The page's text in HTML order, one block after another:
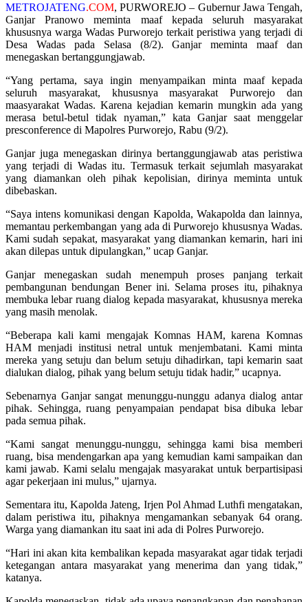
METROJATENG.COM, PURWOREJO – Gubernur Jawa Tengah,
Ganjar Pranowo meminta maaf kepada seluruh masyarakat
khususnya warga Wadas Purworejo terkait peristiwa yang terjadi di
Desa Wadas pada Selasa (8/2). Ganjar meminta maaf dan
menegaskan bertanggungjawab.
“Yang pertama, saya ingin menyampaikan minta maaf kepada
seluruh masyarakat, khususnya masyarakat Purworejo dan
maasyarakat Wadas. Karena kejadian kemarin mungkin ada yang
merasa betul-betul tidak nyaman,” kata Ganjar saat menggelar
presconference di Mapolres Purworejo, Rabu (9/2).
Ganjar juga menegaskan dirinya bertanggungjawab atas peristiwa
yang terjadi di Wadas itu. Termasuk terkait sejumlah masyarakat
yang diamankan oleh pihak kepolisian, dirinya meminta untuk
dibebaskan.
“Saya intens komunikasi dengan Kapolda, Wakapolda dan lainnya,
memantau perkembangan yang ada di Purworejo khususnya Wadas.
Kami sudah sepakat, masyarakat yang diamankan kemarin, hari ini
akan dilepas untuk dipulangkan,” ucap Ganjar.
Ganjar menegaskan sudah menempuh proses panjang terkait
pembangunan bendungan Bener ini. Selama proses itu, pihaknya
membuka lebar ruang dialog kepada masyarakat, khususnya mereka
yang masih menolak.
“Beberapa kali kami mengajak Komnas HAM, karena Komnas
HAM menjadi institusi netral untuk menjembatani. Kami minta
mereka yang setuju dan belum setuju dihadirkan, tapi kemarin saat
dialukan dialog, pihak yang belum setuju tidak hadir,” ucapnya.
Sebenarnya Ganjar sangat menunggu-nunggu adanya dialog antar
pihak. Sehingga, ruang penyampaian pendapat bisa dibuka lebar
pada semua pihak.
“Kami sangat menunggu-nunggu, sehingga kami bisa memberi
ruang, bisa mendengarkan apa yang kemudian kami sampaikan dan
kami jawab. Kami selalu mengajak masyarakat untuk berpartisipasi
agar pekerjaan ini mulus,” ujarnya.
Sementara itu, Kapolda Jateng, Irjen Pol Ahmad Luthfi mengatakan,
dalam peristiwa itu, pihaknya mengamankan sebanyak 64 orang.
Warga yang diamankan itu saat ini ada di Polres Purworejo.
“Hari ini akan kita kembalikan kepada masyarakat agar tidak terjadi
ketegangan antara masyarakat yang menerima dan yang tidak,”
katanya.